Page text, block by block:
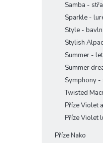
Samba -
Sparkle -
Style -
Stylish
Summer -
Summer
Symphony -
Twisted
Příze Violet
Příze Violet
Příze Nako